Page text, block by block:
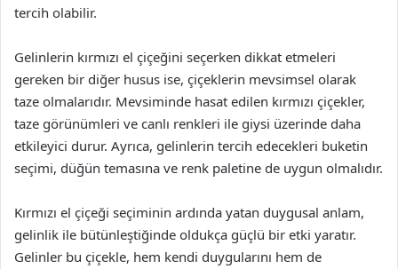
tercih olabilir.
Gelinlerin kırmızı el çiçeğini seçerken dikkat etmeleri
gereken bir diğer husus ise, çiçeklerin mevsimsel olarak
taze olmalarıdır. Mevsiminde hasat edilen kırmızı çiçekler,
taze görünümleri ve canlı renkleri ile giysi üzerinde daha
etkileyici durur. Ayrıca, gelinlerin tercih edecekleri buketin
seçimi, düğün temasına ve renk paletine de uygun olmalıdır.
Kırmızı el çiçeği seçiminin ardında yatan duygusal anlam,
gelinlik ile bütünleştiğinde oldukça güçlü bir etki yaratır.
Gelinler bu çiçekle, hem kendi duygularını hem de